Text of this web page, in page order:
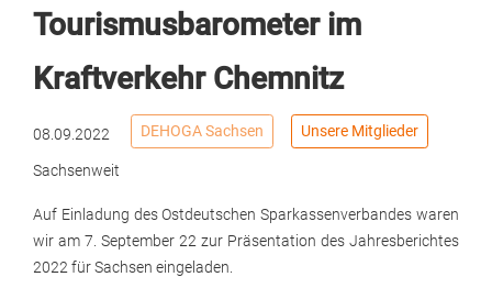
Tourismusbarometer im
Kraftverkehr Chemnitz
08.09.2022 DEHOGA Sachsen Unsere Mitglieder
Sachsenweit
Auf Einladung des Ostdeutschen Sparkassenverbandes waren
wir am 7. September 22 zur Präsentation des Jahresberichtes
2022 für Sachsen eingeladen.